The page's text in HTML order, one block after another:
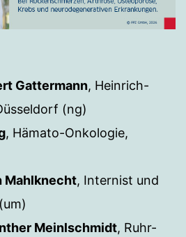
Gattermann, Heinrich-
(ng)
, Hämato-Onkologie,
Mahlknecht, Internist und
Meinlschmidt, Ruhr-